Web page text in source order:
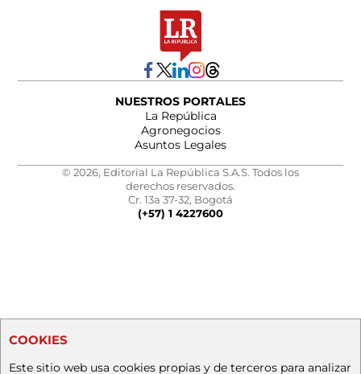
NUESTROS PORTALES
La República
Agronegocios
Asuntos Legales
© 2026, Editorial La República S.A.S. Todos los
derechos reservados.
Cr. 13a 37-32, Bogotá
(+57) 1 4227600
COOKIES
Este sitio web usa cookies propias y de terceros para analizar